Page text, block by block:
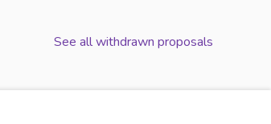
See all withdrawn proposals